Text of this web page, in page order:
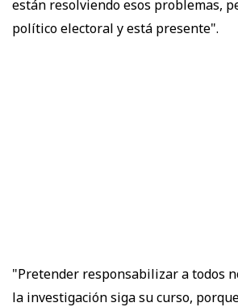
están resolviendo esos problemas,
político electoral y está presente".
"Pretender responsabilizar a todos
la investigación siga su curso,